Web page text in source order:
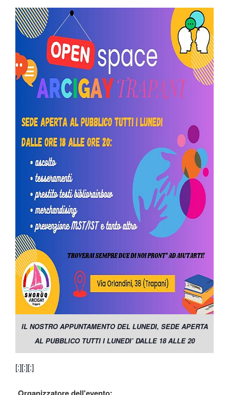
IL NOSTRO APPUNTAMENTO DEL LUNEDI, SEDE APERTA
AL PUBBLICO TUTTI I LUNEDI’ DALLE 18 ALLE 20
[:][:][:]